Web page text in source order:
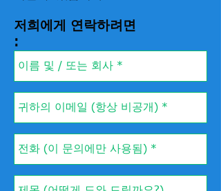
저희에게 연락하려면
: